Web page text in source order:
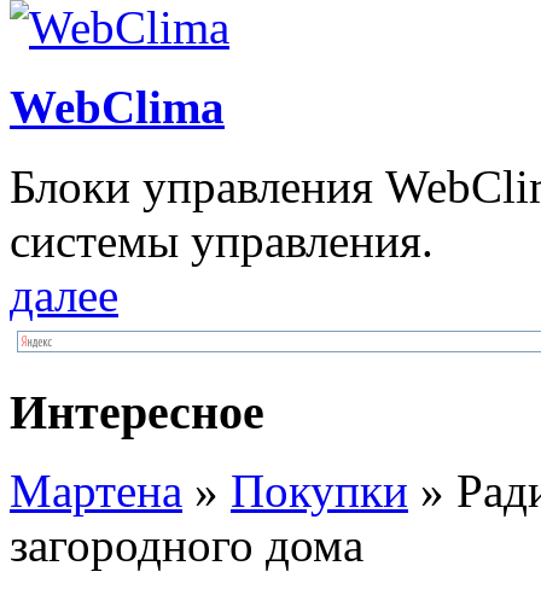
WebClima
Блоки упрaвлeния
системы управления.
далее
Интересное
Мартена » Покупки »
загородного дома